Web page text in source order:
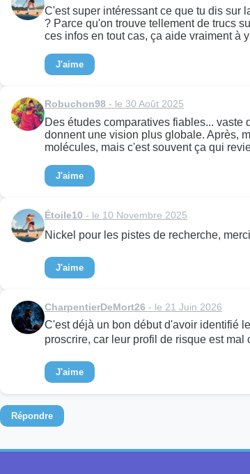
C'est super intéressant ce que tu dis sur
? Parce qu'on trouve tellement de trucs
ces infos en tout cas, ça aide vraiment à
J'aime
Robuchon98 - le 30 Août 2025
Des études comparatives fiables...
donnent une vision plus globale. Après,
molécules, mais c'est souvent ça qui
J'aime
Étoile10 - le 10 Novembre 2025
Nickel pour les pistes de recherche,
J'aime
CharpentierDeMort26 - le 21 Juin 2026
C'est déjà un bon début d'avoir identifié
proscrire, car leur profil de risque est
J'aime
Répondre